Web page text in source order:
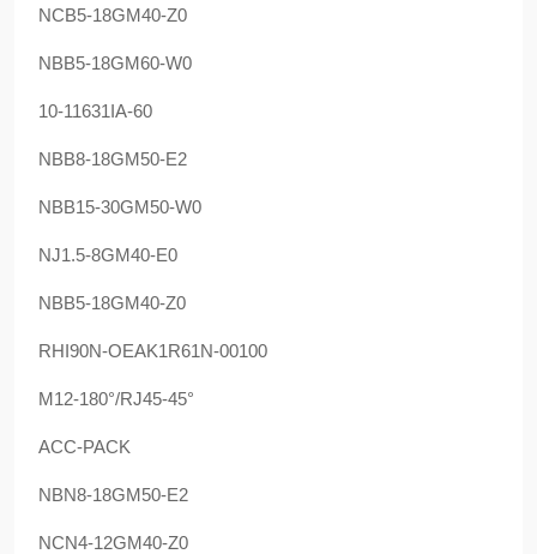
NCB5-18GM40-Z0
NBB5-18GM60-W0
10-11631IA-60
NBB8-18GM50-E2
NBB15-30GM50-W0
NJ1.5-8GM40-E0
NBB5-18GM40-Z0
RHI90N-OEAK1R61N-00100
M12-180°/RJ45-45°
ACC-PACK
NBN8-18GM50-E2
NCN4-12GM40-Z0